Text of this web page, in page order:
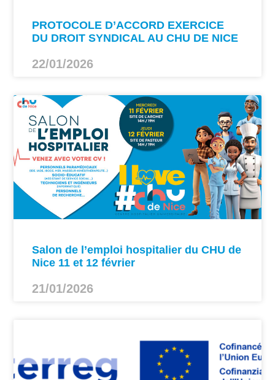
PROTOCOLE D’ACCORD EXERCICE
DU DROIT SYNDICAL AU CHU DE NICE
22/01/2026
Salon de l’emploi hospitalier du CHU de
Nice 11 et 12 février
21/01/2026